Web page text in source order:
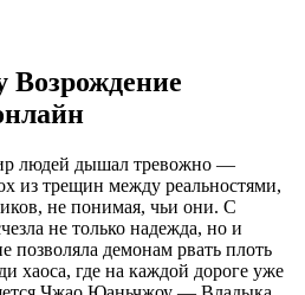
Возрождение
людей дышал тревожно —
из трещин между реальностями,
не понимая, чьи они. С
не только надежда, но и
позволяла демонам рвать плоть
хаоса, где на каждой дороге уже